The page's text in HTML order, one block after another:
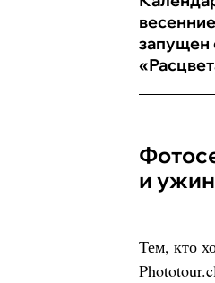
запущен
Фотосессии с горными цветами, луной
и
Тем, кто